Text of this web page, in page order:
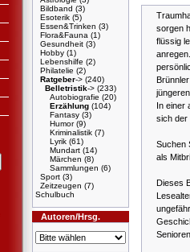
Bildband (3)
Esoterik (5)
Essen&Trinken (3)
Flora&Fauna (1)
Gesundheit (3)
Hobby (1)
Lebenshilfe (2)
Philatelie (2)
Ratgeber-> (240)
Belletristik-> (233)
Autobiografie (20)
Erzählung (104)
Fantasy (3)
Humor(9)
Kriminalistik (7)
Lyrik (61)
Mundart (14)
Märchen (8)
Sammlungen (6)
Sport (3)
Zeitzeugen (7)
Schulbuch
Autoren/Hrsg.
sorgen
flüssig
In einer
sich der
Suchen
als
Dieses